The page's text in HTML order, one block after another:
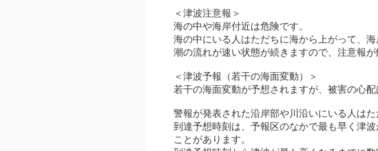
＜津波注意報＞
海の中や海岸付近は危険です。
海の中にいる人はただちに海から上がって、海
潮の流れが速い状態が続きますので、注意報
＜津波予報（若干の海面変動）＞
若干の海面変動が予想されますが、被害の心配
警報が発表された沿岸部や川沿いにいる人は
到達予想時刻は、予報区のなかで最も早く津
ことがあります。